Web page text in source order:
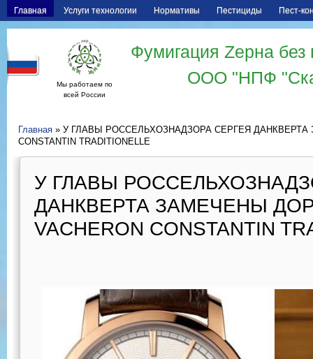
Главная Услуги технологии Нормативы Пестициды Пест-
Мы работаем по
всей России
Фумигация Zерна
ООО "НПФ
Главная » У ГЛАВЫ РОССЕЛЬХОЗНАДЗОРА СЕРГЕЯ ДАНКВЕРТА
CONSTANTIN TRADITIONELLE
У ГЛАВЫ
ДАНКВЕРТА ЗАМЕЧЕНЫ
VACHERON CONSTANTIN